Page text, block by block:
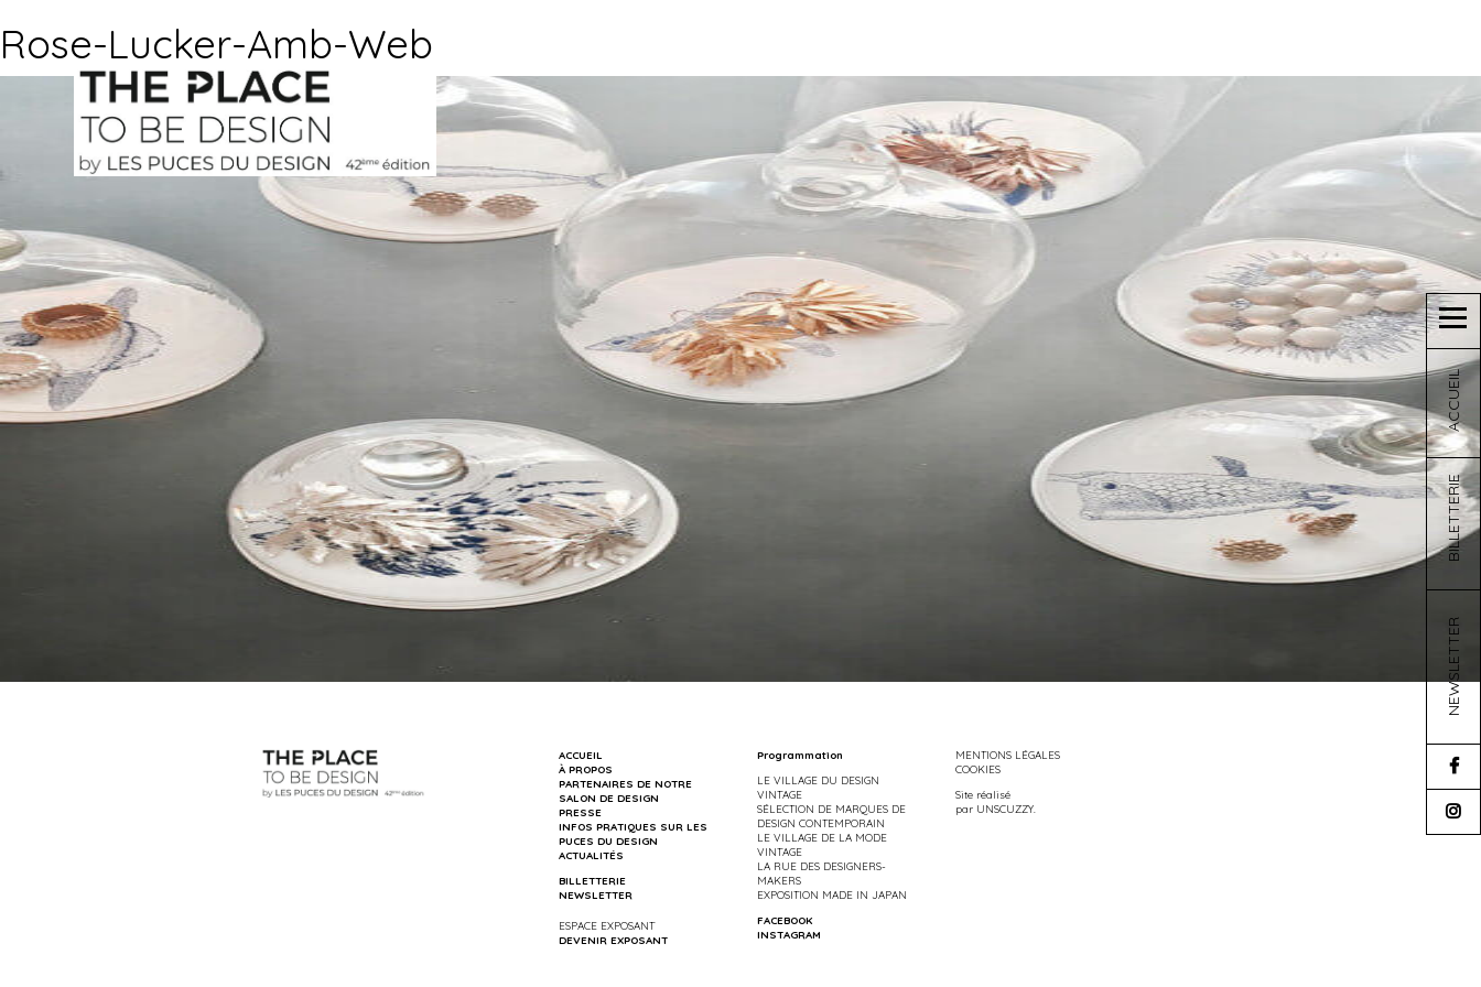
ACCUEIL
BILLETTERIE
NEWSLETTER
Rose-Lucker-Amb-Web
ACCUEIL
À PROPOS
PARTENAIRES DE NOTRE
SALON DE DESIGN
PRESSE
INFOS PRATIQUES SUR LES
PUCES DU DESIGN
ACTUALITÉS
BILLETTERIE
NEWSLETTER
ESPACE EXPOSANT
DEVENIR EXPOSANT
Programmation
LE VILLAGE DU DESIGN
VINTAGE
SÉLECTION DE MARQUES DE
DESIGN CONTEMPORAIN
LE VILLAGE DE LA MODE
VINTAGE
LA RUE DES DESIGNERS-
MAKERS
EXPOSITION MADE IN JAPAN
FACEBOOK
INSTAGRAM
MENTIONS LÉGALES
COOKIES
Site réalisé
par UNSCUZZY